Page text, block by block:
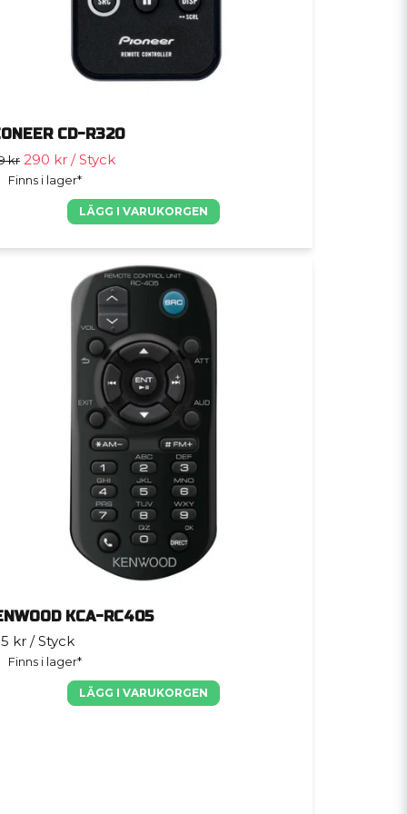
CD-R320
kr 290 kr / Styck
Finns i lager*
LÄGG I VARUKORGEN
KCA-RC405
kr / Styck
Finns i lager*
LÄGG I VARUKORGEN